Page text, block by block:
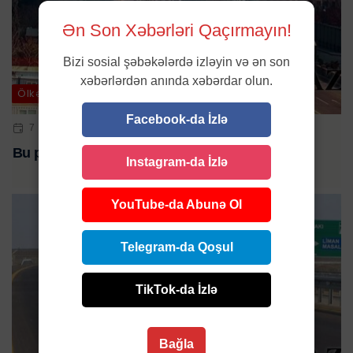
Ölkə
7 MAR 2025 | 10:40
Bu prospektdə hərəkət məhdudlaşdırılacaq
Ən Son Xəbərləri Qaçırmayın!
Bizi sosial şəbəkələrdə izləyin və ən son
xəbərlərdən anında xəbərdar olun.
Facebook-da İzlə
Instagram-da İzlə
YouTube-da Abunə Ol
Telegram-da Qoşul
TikTok-da İzlə
Bağla